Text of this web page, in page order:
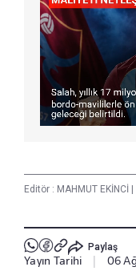
Editör : MAHMUT EKİNCİ
Paylaş
Yayın Tarihi 06